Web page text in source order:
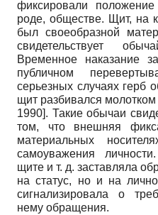
фиксировали
роде, обществе. Щит, на
был своеобразной
свидетельствует
Временное наказание
публичном
серьезных случаях герб
щит разбивался молотком
1990]. Такие обычаи
том, что внешняя
материальных
самоуважения
щите и т. д. заставляла
на статус, но и на
сигнализировала о
нему обращения.